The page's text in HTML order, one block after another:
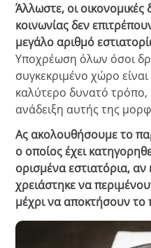
Άλλωστε, οι οικονομικές
κοινωνίας δεν
μεγάλο αριθμό
Υποχρέωση όλων όσοι
συγκεκριμένο χώρο
καλύτερο δυνατό τρόπο,
ανάδειξη αυτής της
Ας ακολουθήσουμε το
ο οποίος έχει
ορισμένα εστιατόρια, αν
χρειάστηκε να
μέχρι να αποκτήσουν το